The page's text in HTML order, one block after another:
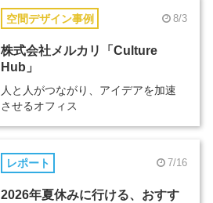
空間デザイン事例 8/3
株式会社メルカリ「Culture
Hub」
人と人がつながり、アイデアを加速
させるオフィス
レポート 7/16
2026年夏休みに行ける、おすす